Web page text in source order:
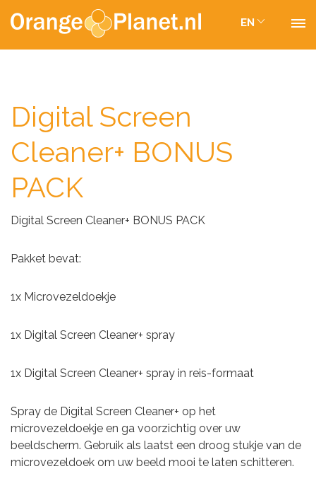
EN
Digital Screen
Cleaner+ BONUS
PACK
Digital Screen Cleaner+ BONUS PACK
Pakket bevat:
1x Microvezeldoekje
1x Digital Screen Cleaner+ spray
1x Digital Screen Cleaner+ spray in reis-formaat
Spray de Digital Screen Cleaner+ op het
microvezeldoekje en ga voorzichtig over uw
beeldscherm. Gebruik als laatst een droog stukje van de
microvezeldoek om uw beeld mooi te laten schitteren.